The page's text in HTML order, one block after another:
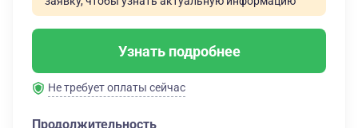
Узнать подробнее
Не требует оплаты сейчас
Продолжительность